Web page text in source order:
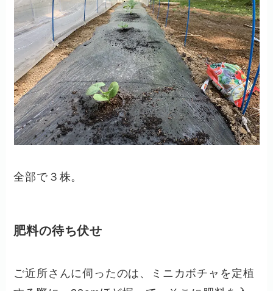
全部で３株。
肥料の待ち伏せ
ご近所さんに伺ったのは、ミニカボチャを定植